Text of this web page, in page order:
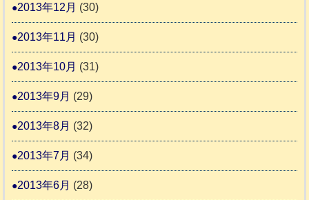
2013年12月 (30)
2013年11月 (30)
2013年10月 (31)
2013年9月 (29)
2013年8月 (32)
2013年7月 (34)
2013年6月 (28)